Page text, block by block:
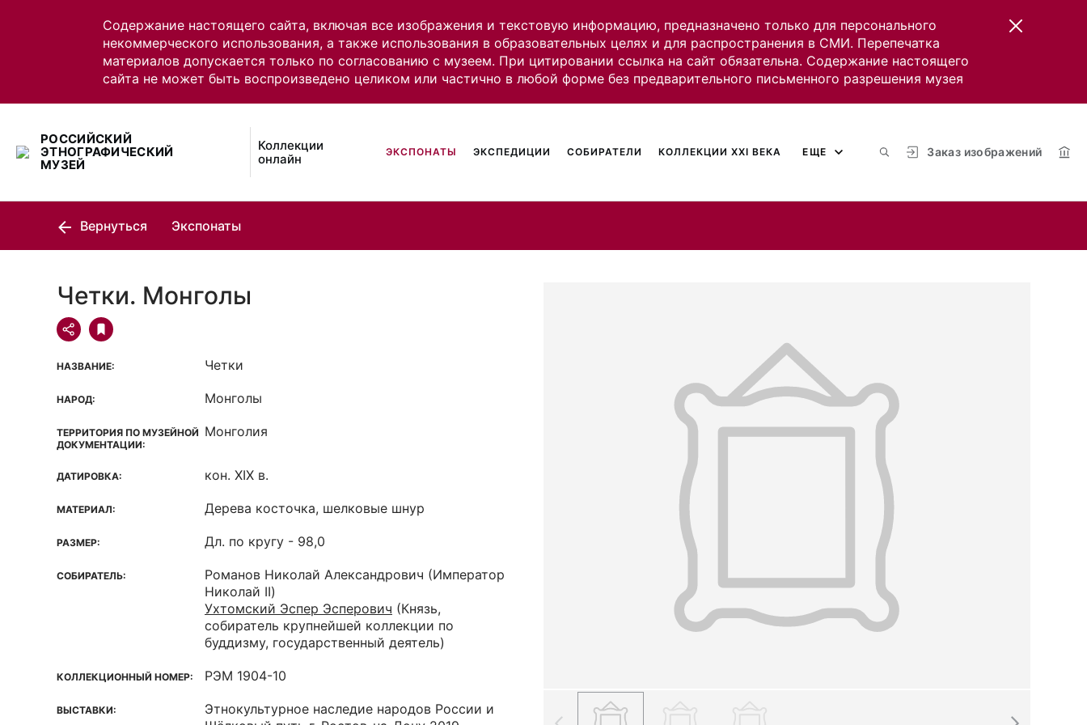
Содержание настоящего сайта, включая все изображения и текстовую информацию, предназначено только для персонального
некоммерческого использования, а также использования в образовательных целях и для распространения в СМИ. Перепечатка
материалов допускается только по согласованию с музеем. При цитировании ссылка на сайт обязательна. Содержание настоящего
сайта не может быть воспроизведено целиком или частично в любой форме без предварительного письменного разрешения музея
РОССИЙСКИЙ
ЭТНОГРАФИЧЕСКИЙ
МУЗЕЙ
Коллекции
онлайн
Заказ изображений
ЭКСПОНАТЫ ЭКСПЕДИЦИИ СОБИРАТЕЛИ КОЛЛЕКЦИИ XXI ВЕКА ЕЩЕ
Вернуться Экспонаты
Четки. Монголы
НАЗВАНИЕ: Четки
НАРОД: Монголы
ТЕРРИТОРИЯ ПО МУЗЕЙНОЙ
ДОКУМЕНТАЦИИ:
Монголия
ДАТИРОВКА: кон. XIX в.
МАТЕРИАЛ: Дерева косточка, шелковые шнур
РАЗМЕР: Дл. по кругу - 98,0
СОБИРАТЕЛЬ: Романов Николай Александрович (Император
Николай II)
Ухтомский Эспер Эсперович (Князь,
собиратель крупнейшей коллекции по
буддизму, государственный деятель)
КОЛЛЕКЦИОННЫЙ НОМЕР: РЭМ 1904-10
ВЫСТАВКИ:
Этнокультурное наследие народов России и